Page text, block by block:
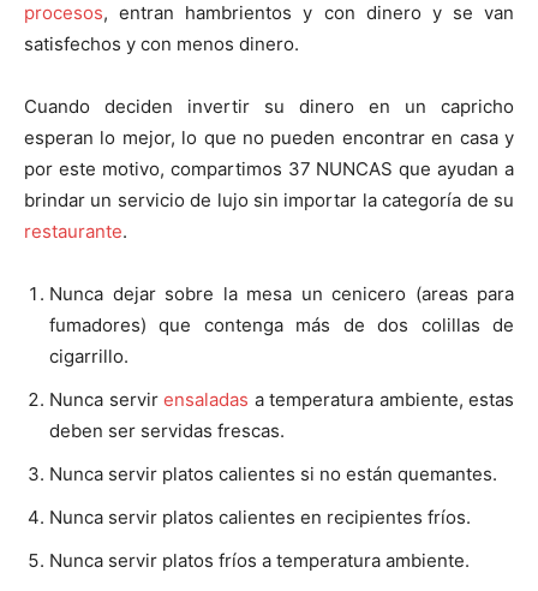
procesos, entran hambrientos y con dinero y se van
satisfechos y con menos dinero.
Cuando deciden invertir su dinero en un capricho
esperan lo mejor, lo que no pueden encontrar en casa y
por este motivo, compartimos 37 NUNCAS que ayudan a
brindar un servicio de lujo sin importar la categoría de su
restaurante.
Nunca dejar sobre la mesa un cenicero (areas para
fumadores) que contenga más de dos colillas de
cigarrillo.
Nunca servir ensaladas a temperatura ambiente, estas
deben ser servidas frescas.
Nunca servir platos calientes si no están quemantes.
Nunca servir platos calientes en recipientes fríos.
Nunca servir platos fríos a temperatura ambiente.